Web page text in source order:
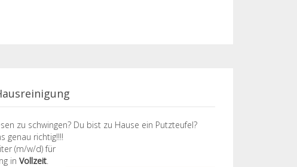
zu schwingen? Du bist zu Hause ein Putzteufel?
genau richtig!!!!
(m/w/d) für
in Vollzeit.